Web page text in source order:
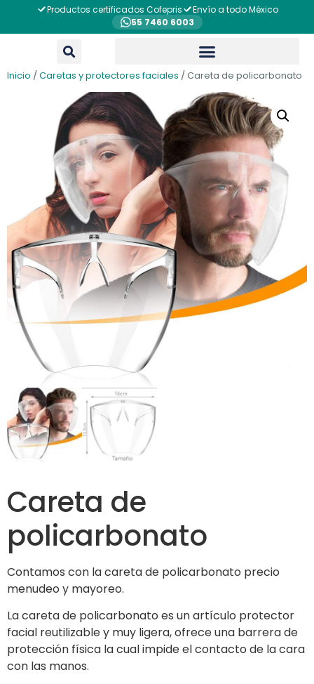
Productos certificados Cofepris
Envío a todo México
55 7460 6003
Inicio /Caretas y protectores faciales / Careta de policarbonato
Careta de
policarbonato
Contamos con la careta de policarbonato precio
menudeo y mayoreo.
La careta de policarbonato es un artículo protector
facial reutilizable y muy ligera, ofrece una barrera de
protección física la cual impide el contacto de la cara
con las manos.